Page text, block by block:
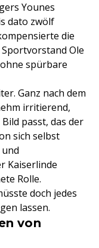
Younes
dato zwölf
die
Ole
spürbare
Ganz nach dem
irritierend,
passt, das der
sich selbst
Kaiserlinde
Rolle.
doch jedes
lassen.
von